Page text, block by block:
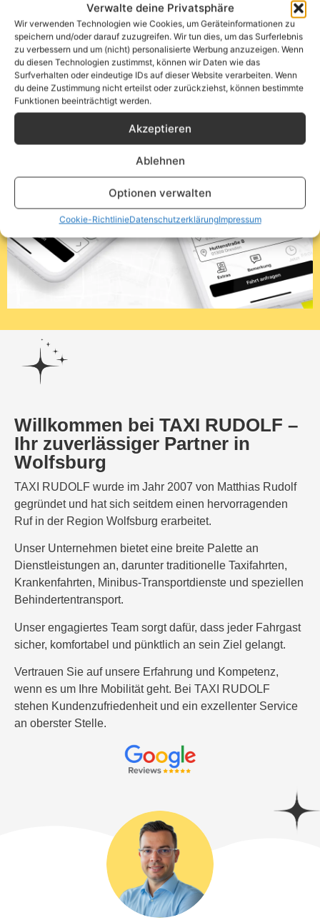
Verwalte deine Privatsphäre
Wir verwenden Technologien wie Cookies, um Geräteinformationen zu
speichern und/oder darauf zuzugreifen. Wir tun dies, um das Surferlebnis
zu verbessern und um (nicht) personalisierte Werbung anzuzeigen. Wenn
du diesen Technologien zustimmst, können wir Daten wie das
Surfverhalten oder eindeutige IDs auf dieser Website verarbeiten. Wenn
du deine Zustimmung nicht erteilst oder zurückziehst, können bestimmte
Funktionen beeinträchtigt werden.
Akzeptieren
Ablehnen
Optionen verwalten
Cookie-RichtlinieDatenschutzerklärungImpressum
Willkommen bei TAXI RUDOLF –
Ihr zuverlässiger Partner in
Wolfsburg
TAXI RUDOLF wurde im Jahr 2007 von Matthias Rudolf
gegründet und hat sich seitdem einen hervorragenden
Ruf in der Region Wolfsburg erarbeitet.
Unser Unternehmen bietet eine breite Palette an
Dienstleistungen an, darunter traditionelle Taxifahrten,
Krankenfahrten, Minibus-Transportdienste und speziellen
Behindertentransport.
Unser engagiertes Team sorgt dafür, dass jeder Fahrgast
sicher, komfortabel und pünktlich an sein Ziel gelangt.
Vertrauen Sie auf unsere Erfahrung und Kompetenz,
wenn es um Ihre Mobilität geht. Bei TAXI RUDOLF
stehen Kundenzufriedenheit und ein exzellenter Service
an oberster Stelle.